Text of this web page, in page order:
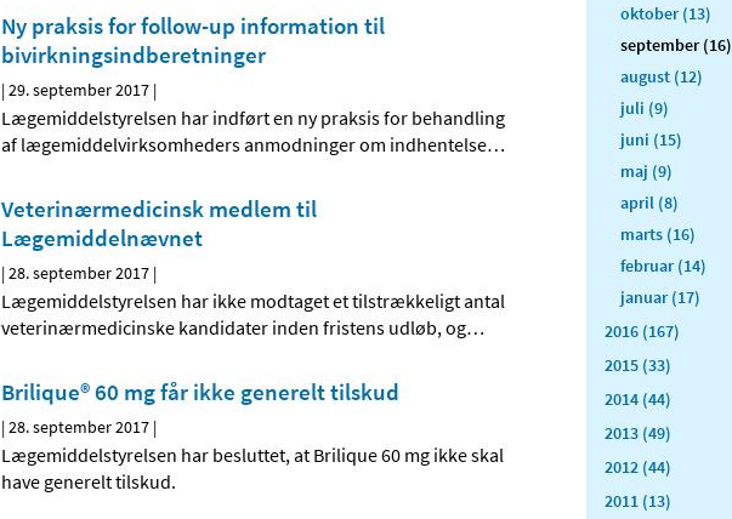
Ny praksis for follow-up information til
bivirkningsindberetninger
|29. september 2017 |
Lægemiddelstyrelsen har indført en ny praksis for behandling
af lægemiddelvirksomheders anmodninger om indhentelse…
Veterinærmedicinsk medlem til
Lægemiddelnævnet
|28. september 2017 |
Lægemiddelstyrelsen har ikke modtaget et tilstrækkeligt antal
veterinærmedicinske kandidater inden fristens udløb, og…
Brilique® 60 mg får ikke generelt tilskud
|28. september 2017 |
Lægemiddelstyrelsen har besluttet, at Brilique 60 mg ikke skal
have generelt tilskud.
oktober (13)
september (16)
august (12)
juli (9)
juni (15)
maj (9)
april (8)
marts (16)
februar (14)
januar (17)
2016 (167)
2015 (33)
2014 (44)
2013 (49)
2012 (44)
2011 (13)